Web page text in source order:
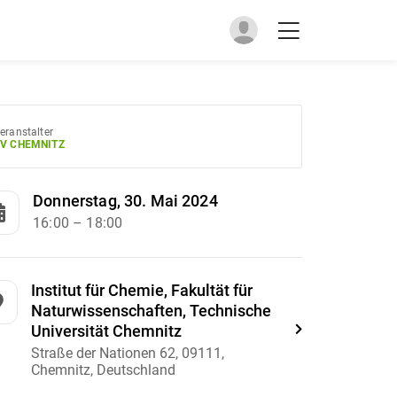
CHEMNITZ
Donnerstag, 30. Mai 2024
16:00 – 18:00
Institut für Chemie, Fakultät für
Naturwissenschaften, Technische
Universität Chemnitz
Straße der Nationen 62, 09111,
Chemnitz, Deutschland